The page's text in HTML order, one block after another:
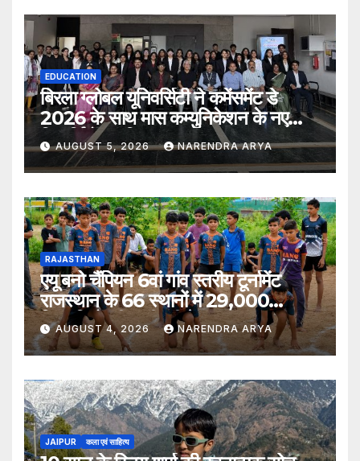
EDUCATION
बिरला ग्लोबल यूनिवर्सिटी ने कमेंसमेंट डे
2026 के साथ मास कम्युनिकेशन के नए
विद्यार्थियों का किया स्वागत
AUGUST 5, 2026 NARENDRA ARYA
RAJASTHAN
एयू बनो चैंपियन 6वां गांव स्तरीय टूर्नामेंट
राजस्थान के 66 स्थानों में 29,000
खिलाड़ियों की भागीदारी के साथ संपन्न हुआ
AUGUST 4, 2026 NARENDRA ARYA
JAIPUR कला एवं साहित्य